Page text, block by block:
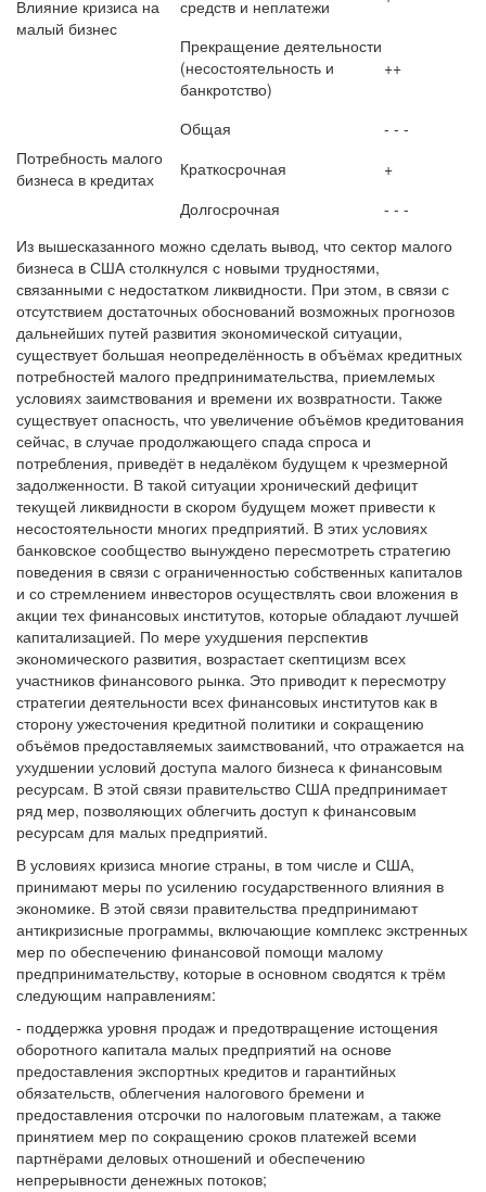
Влияние кризиса на
малый бизнес
средств и неплатежи
Прекращение деятельности
(несостоятельность и
банкротство)
++
Потребность малого
бизнеса в кредитах
Общая
- - -
Краткосрочная
+
Долгосрочная
- - -
Из вышесказанного можно сделать вывод, что сектор малого
бизнеса в США столкнулся с новыми трудностями,
связанными с недостатком ликвидности. При этом, в связи с
отсутствием достаточных обоснований возможных прогнозов
дальнейших путей развития экономической ситуации,
существует большая неопределённость в объёмах кредитных
потребностей малого предпринимательства, приемлемых
условиях заимствования и времени их возвратности. Также
существует опасность, что увеличение объёмов кредитования
сейчас, в случае продолжающего спада спроса и
потребления, приведёт в недалёком будущем к чрезмерной
задолженности. В такой ситуации хронический дефицит
текущей ликвидности в скором будущем может привести к
несостоятельности многих предприятий. В этих условиях
банковское сообщество вынуждено пересмотреть стратегию
поведения в связи с ограниченностью собственных капиталов
и со стремлением инвесторов осуществлять свои вложения в
акции тех финансовых институтов, которые обладают лучшей
капитализацией. По мере ухудшения перспектив
экономического развития, возрастает скептицизм всех
участников финансового рынка. Это приводит к пересмотру
стратегии деятельности всех финансовых институтов как в
сторону ужесточения кредитной политики и сокращению
объёмов предоставляемых заимствований, что отражается на
ухудшении условий доступа малого бизнеса к финансовым
ресурсам. В этой связи правительство США предпринимает
ряд мер, позволяющих облегчить доступ к финансовым
ресурсам для малых предприятий.
В условиях кризиса многие страны, в том числе и США,
принимают меры по усилению государственного влияния в
экономике. В этой связи правительства предпринимают
антикризисные программы, включающие комплекс экстренных
мер по обеспечению финансовой помощи малому
предпринимательству, которые в основном сводятся к трём
следующим направлениям:
- поддержка уровня продаж и предотвращение истощения
оборотного капитала малых предприятий на основе
предоставления экспортных кредитов и гарантийных
обязательств, облегчения налогового бремени и
предоставления отсрочки по налоговым платежам, а также
принятием мер по сокращению сроков платежей всеми
партнёрами деловых отношений и обеспечению
непрерывности денежных потоков;